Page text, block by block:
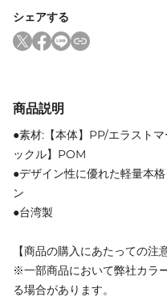
シェアする
商品説明
●素材:【本体】PP/エラスト
ックル】POM
●デザイン性に優れた軽量本
ン
●台湾製
【商品の購入にあたっての注
※一部商品において弊社カラ
る場合があります。